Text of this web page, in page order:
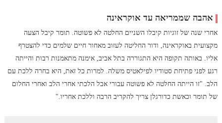
אהבה שממריאה עד אוקראינה
אחרי שנה של זוגיות קיבלו השניים החלטה לא פשוטה. תומר קיבל הצעה
מקצועית באוקראינה, ודור החליטה לעזוב מאחור חיים שלמים כדי להצטרף
אליו. באותה תקופה היא התגוררה בתל אביב, אימנה מתאמנות רבות והייתה
רגע לפני פתיחת סטודיו לפילאטיס משלה. למרות כל זאת, היא בחרה ללכת עם
הלב. "זו הייתה החלטה לא פשוטה עבורי אבל הלכתי אחרי הלב ואחרי החלום
של תומר וכאשת כדורגלן צריך להקריב הרבה וללכת אחריו."